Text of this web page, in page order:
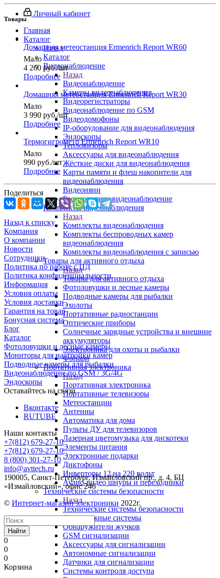
Личный кабинет
Главная
Каталог
Назад
Каталог
Видеонаблюдение
Назад
Видеонаблюдение
Камеры видеонаблюдения
Видеорегистраторы
Видеонаблюдение по GSM
Видеодомофоны
IP-оборудование для видеонаблюдения
Эндоскопы
Тепловизоры
Аксессуары для видеонаблюдения
Жёсткие диски для видеонаблюдения
Карты памяти и флеш накопители для
видеонаблюдения
Видеоняни
Беспроводное видеонаблюдение
Комплекты видеонаблюдения
Назад
Комплекты видеонаблюдения
Комплекты беспроводных камер
видеонаблюдения
Комплекты видеонаблюдения с записью
Товары для активного отдыха
Назад
Товары для активного отдыха
Фотоловушки и лесные камеры
Подводные камеры для рыбалки
Эхолоты
Портативные радиостанции
Оптические приборы
Солнечные зарядные устройства и внешние
аккумуляторы
Электроника для охоты и рыбалки
Фонари
Портативная электроника
Назад
Портативная электроника
Портативные телевизоры
Метеостанции
Антенны
Автоматика для дома
Пульты ДУ для телевизоров
Лазерная цветомузыка для дискотеки
Элементы питания
Электронные подарки
Диктофоны
Инверторы 12 на 220 вольт
Аудио-видео шнуры и переходники
Технические системы безопасности
Назад
Технические системы безопасности
Антикражные системы
Обнаружители жучков
GSM сигнализации
Аксессуары для сигнализации
Автономные сигнализации
Датчики для сигнализации
Системы контроля доступа
Товары
Домашняя метеостанция Ermenrich Report WR60
Мало
4 260 руб./шт
Подробнее
Домашняя метеостанция Ermenrich Report WR30
Мало
3 990 руб./шт
Подробнее
Термогигрометр Ermenrich Report WR10
Мало
990 руб./шт
Подробнее
Поделиться
Назад к списку
Компания
О компании
Новости
Сотрудники
Политика по работе с ПД
Политика конфиденциальности
Информация
Условия оплаты
Условия доставки
Гарантия на товар
Бонусная система
Блог
Каталог
Фотоловушки и лесные камеры
Мониторы для настройки камер
Подводные камеры для рыбалки
Видеонаблюдение по GSM / 3G/4G
Эндоскопы
Оставайтесь на связи
Вконтакте
RUTUBE
Наши контакты
+7(812) 679-27-10
+7(812) 679-27-10
8 (800) 301-27-10
info@avttech.ru
190005, Санкт-Петербург, Измайловский пр., д. 4, БЦ
«Измайловский», офис 246
© Интернет-магазин электроники 2022г.
Найти
0
0
0
Корзина